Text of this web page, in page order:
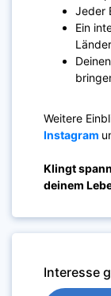
Jeder
Ein
Weitere
Instagram
Klingt
deinem
Interesse